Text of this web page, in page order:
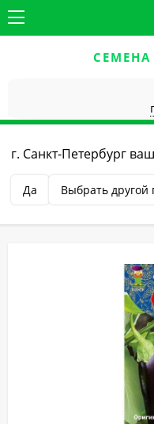
СЕМЕНА
г. Санкт-Петербург
Да Выбрать другой
Томаты, перец, баклажаны
Баклажан